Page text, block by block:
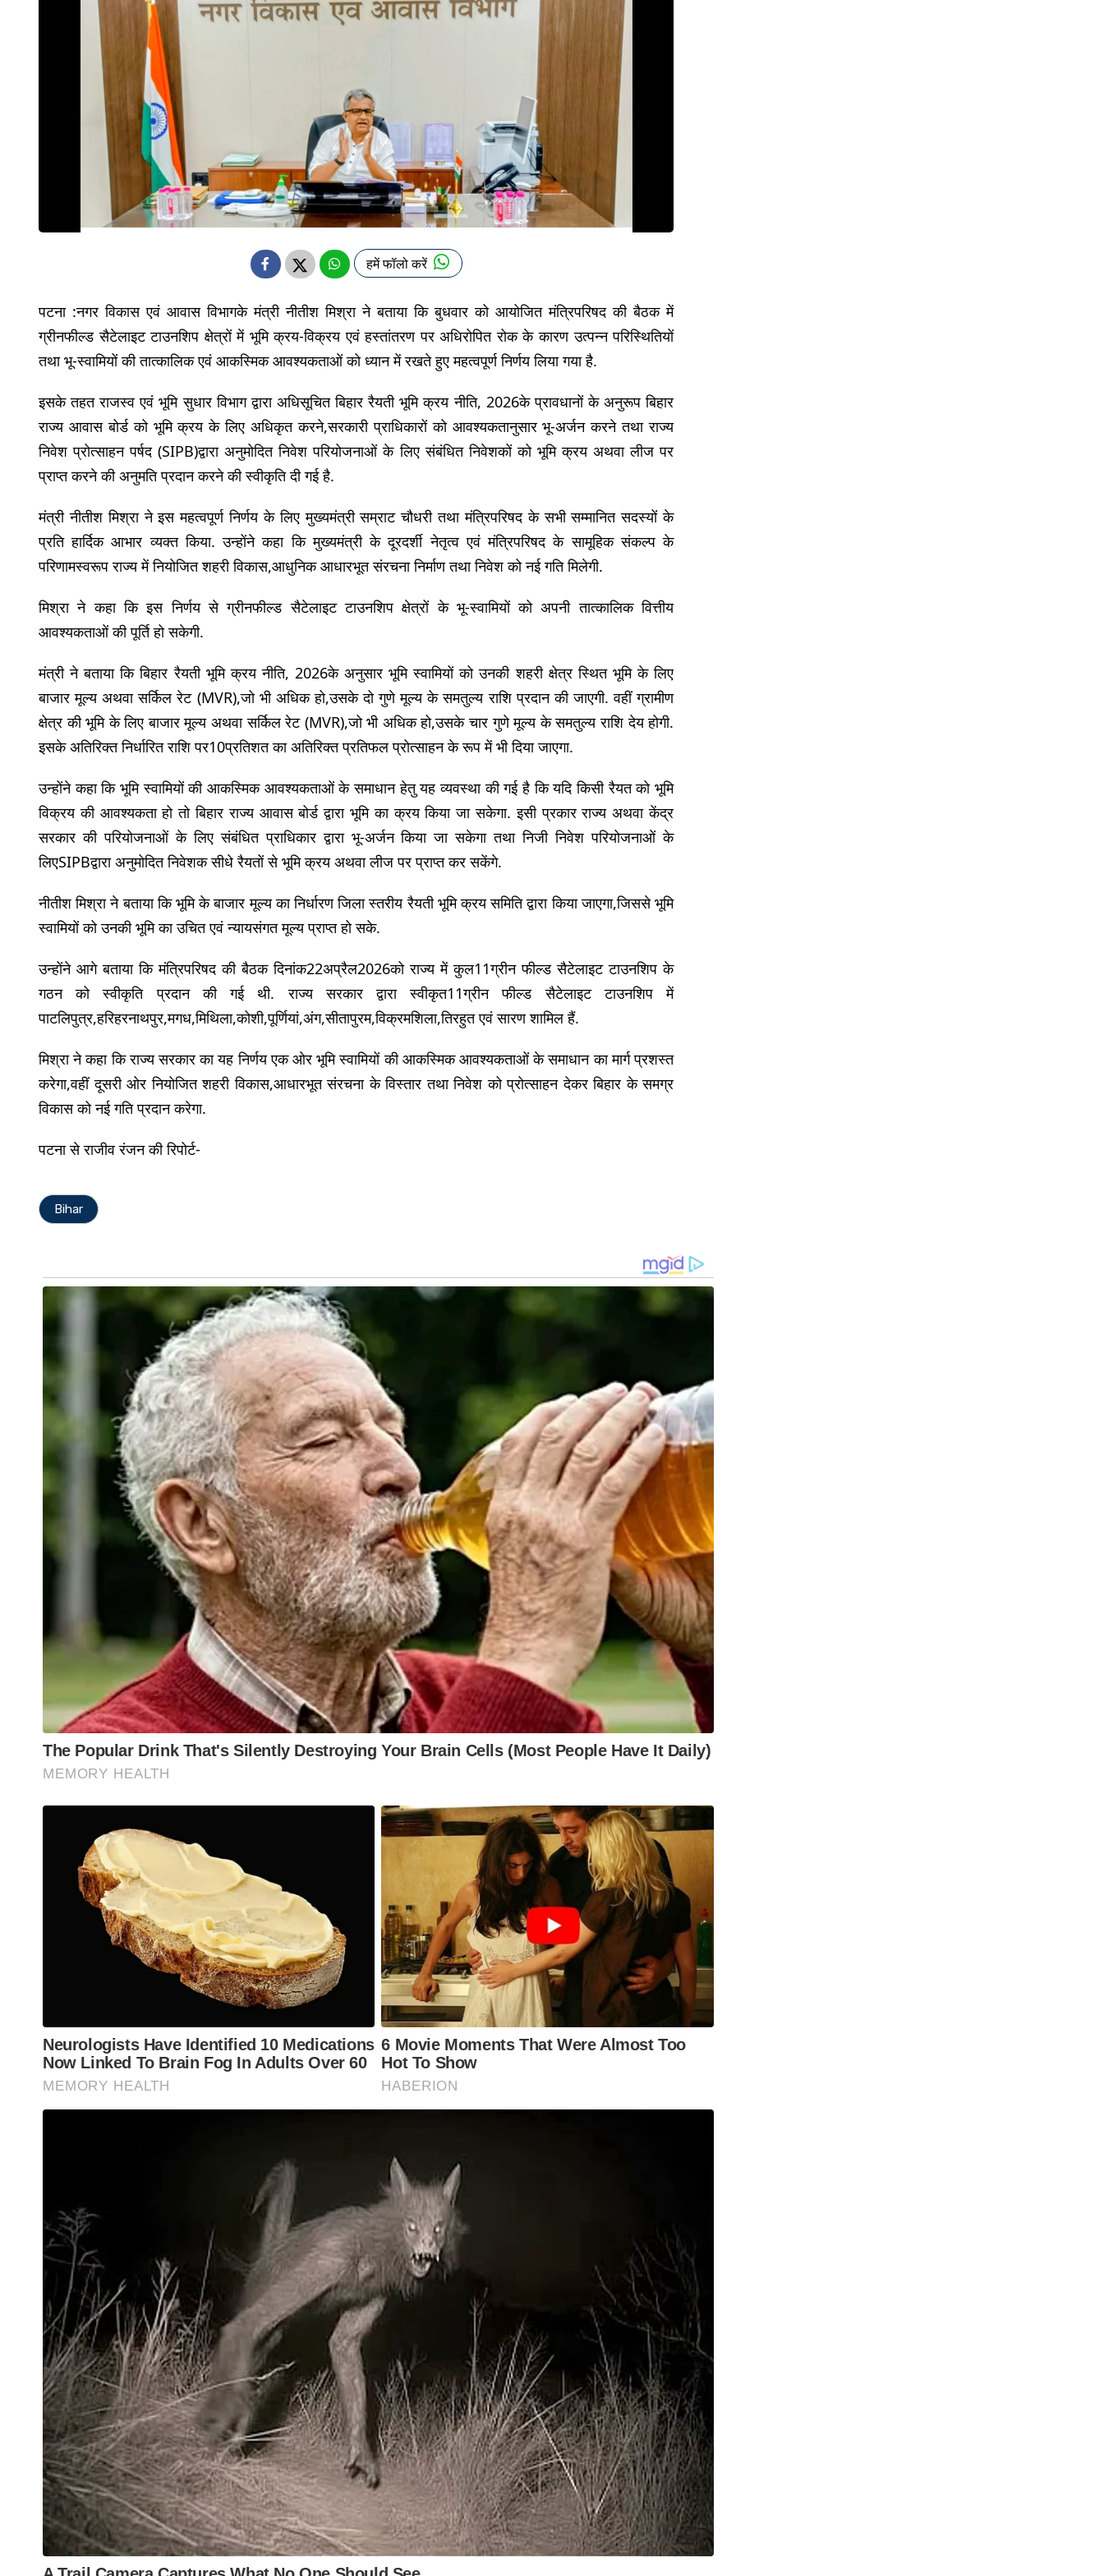
हमें फॉलो करें
पटना :नगर विकास एवं आवास विभागके मंत्री नीतीश मिश्रा ने बताया कि बुधवार को आयोजित मंत्रिपरिषद की बैठक में
ग्रीनफील्ड सैटेलाइट टाउनशिप क्षेत्रों में भूमि क्रय-विक्रय एवं हस्तांतरण पर अधिरोपित रोक के कारण उत्पन्न परिस्थितियों
तथा भू-स्वामियों की तात्कालिक एवं आकस्मिक आवश्यकताओं को ध्यान में रखते हुए महत्वपूर्ण निर्णय लिया गया है.
इसके तहत राजस्व एवं भूमि सुधार विभाग द्वारा अधिसूचित बिहार रैयती भूमि क्रय नीति, 2026के प्रावधानों के अनुरूप बिहार
राज्य आवास बोर्ड को भूमि क्रय के लिए अधिकृत करने,सरकारी प्राधिकारों को आवश्यकतानुसार भू-अर्जन करने तथा राज्य
निवेश प्रोत्साहन पर्षद (SIPB)द्वारा अनुमोदित निवेश परियोजनाओं के लिए संबंधित निवेशकों को भूमि क्रय अथवा लीज पर
प्राप्त करने की अनुमति प्रदान करने की स्वीकृति दी गई है.
मंत्री नीतीश मिश्रा ने इस महत्वपूर्ण निर्णय के लिए मुख्यमंत्री सम्राट चौधरी तथा मंत्रिपरिषद के सभी सम्मानित सदस्यों के
प्रति हार्दिक आभार व्यक्त किया. उन्होंने कहा कि मुख्यमंत्री के दूरदर्शी नेतृत्व एवं मंत्रिपरिषद के सामूहिक संकल्प के
परिणामस्वरूप राज्य में नियोजित शहरी विकास,आधुनिक आधारभूत संरचना निर्माण तथा निवेश को नई गति मिलेगी.
मिश्रा ने कहा कि इस निर्णय से ग्रीनफील्ड सैटेलाइट टाउनशिप क्षेत्रों के भू-स्वामियों को अपनी तात्कालिक वित्तीय
आवश्यकताओं की पूर्ति हो सकेगी.
मंत्री ने बताया कि बिहार रैयती भूमि क्रय नीति, 2026के अनुसार भूमि स्वामियों को उनकी शहरी क्षेत्र स्थित भूमि के लिए
बाजार मूल्य अथवा सर्किल रेट (MVR),जो भी अधिक हो,उसके दो गुणे मूल्य के समतुल्य राशि प्रदान की जाएगी. वहीं ग्रामीण
क्षेत्र की भूमि के लिए बाजार मूल्य अथवा सर्किल रेट (MVR),जो भी अधिक हो,उसके चार गुणे मूल्य के समतुल्य राशि देय होगी.
इसके अतिरिक्त निर्धारित राशि पर10प्रतिशत का अतिरिक्त प्रतिफल प्रोत्साहन के रूप में भी दिया जाएगा.
उन्होंने कहा कि भूमि स्वामियों की आकस्मिक आवश्यकताओं के समाधान हेतु यह व्यवस्था की गई है कि यदि किसी रैयत को भूमि
विक्रय की आवश्यकता हो तो बिहार राज्य आवास बोर्ड द्वारा भूमि का क्रय किया जा सकेगा. इसी प्रकार राज्य अथवा केंद्र
सरकार की परियोजनाओं के लिए संबंधित प्राधिकार द्वारा भू-अर्जन किया जा सकेगा तथा निजी निवेश परियोजनाओं के
लिएSIPBद्वारा अनुमोदित निवेशक सीधे रैयतों से भूमि क्रय अथवा लीज पर प्राप्त कर सकेंगे.
नीतीश मिश्रा ने बताया कि भूमि के बाजार मूल्य का निर्धारण जिला स्तरीय रैयती भूमि क्रय समिति द्वारा किया जाएगा,जिससे भूमि
स्वामियों को उनकी भूमि का उचित एवं न्यायसंगत मूल्य प्राप्त हो सके.
उन्होंने आगे बताया कि मंत्रिपरिषद की बैठक दिनांक22अप्रैल2026को राज्य में कुल11ग्रीन फील्ड सैटेलाइट टाउनशिप के
गठन को स्वीकृति प्रदान की गई थी. राज्य सरकार द्वारा स्वीकृत11ग्रीन फील्ड सैटेलाइट टाउनशिप में
पाटलिपुत्र,हरिहरनाथपुर,मगध,मिथिला,कोशी,पूर्णियां,अंग,सीतापुरम,विक्रमशिला,तिरहुत एवं सारण शामिल हैं.
मिश्रा ने कहा कि राज्य सरकार का यह निर्णय एक ओर भूमि स्वामियों की आकस्मिक आवश्यकताओं के समाधान का मार्ग प्रशस्त
करेगा,वहीं दूसरी ओर नियोजित शहरी विकास,आधारभूत संरचना के विस्तार तथा निवेश को प्रोत्साहन देकर बिहार के समग्र
विकास को नई गति प्रदान करेगा.
पटना से राजीव रंजन की रिपोर्ट-
Bihar